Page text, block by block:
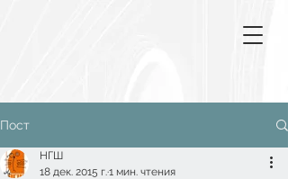
Пост
НГШ
18 дек. 2015 г.1 мин. чтения